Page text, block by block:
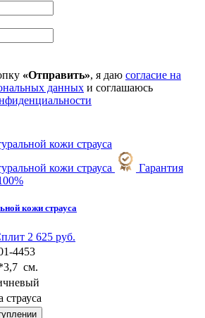
«Отправить», я даю согласие на
данных и соглашаюсь
Гарантия
кожи страуса
2 625 руб.
4453
см.
страуса